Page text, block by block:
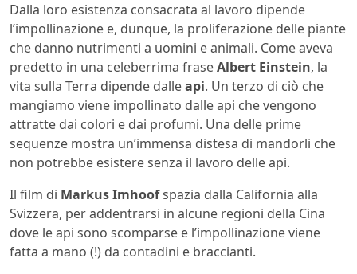
Dalla loro esistenza consacrata al lavoro dipende
l’impollinazione e, dunque, la proliferazione delle piante
che danno nutrimenti a uomini e animali. Come aveva
predetto in una celeberrima fraseAlbert Einstein, la
vita sulla Terra dipende dalleapi. Un terzo di ciò che
mangiamo viene impollinato dalle api che vengono
attratte dai colori e dai profumi. Una delle prime
sequenze mostra un’immensa distesa di mandorli che
non potrebbe esistere senza il lavoro delle api.
Il film di Markus Imhoofspazia dalla California alla
Svizzera, per addentrarsi in alcune regioni della Cina
dove le api sono scomparse e l’impollinazione viene
fatta a mano (!) da contadini e braccianti.